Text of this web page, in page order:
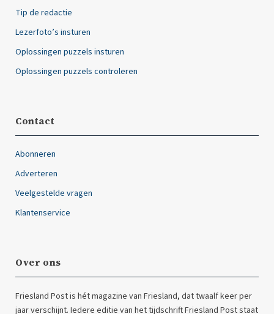
Tip de redactie
Lezerfoto’s insturen
Oplossingen puzzels insturen
Oplossingen puzzels controleren
Contact
Abonneren
Adverteren
Veelgestelde vragen
Klantenservice
Over ons
Friesland Post is hét magazine van Friesland, dat twaalf keer per
jaar verschijnt. Iedere editie van het tijdschrift Friesland Post staat